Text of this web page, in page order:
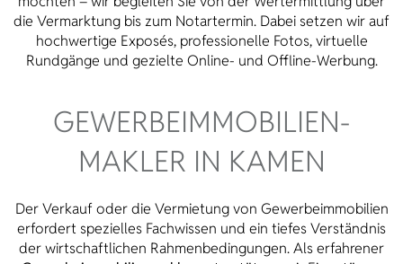
die Vermarktung bis zum Notartermin. Dabei setzen wir auf
hochwertige Exposés, professionelle Fotos, virtuelle
Rundgänge und gezielte Online- und Offline-Werbung.
GEWERBE­IMMOBILIEN­
MAKLER IN KAMEN
Der Verkauf oder die Vermietung von Gewerbeimmobilien
erfordert spezielles Fachwissen und ein tiefes Verständnis
der wirtschaftlichen Rahmenbedingungen. Als erfahrener